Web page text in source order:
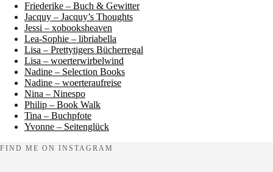
Friederike – Buch & Gewitter
Jacquy – Jacquy’s Thoughts
Jessi – xobooksheaven
Lea-Sophie – libriabella
Lisa – Prettytigers Bücherregal
Lisa – woerterwirbelwind
Nadine – Selection Books
Nadine – woerteraufreise
Nina – Ninespo
Philip – Book Walk
Tina – Buchpfote
Yvonne – Seitenglück
FIND ME ON INSTAGRAM